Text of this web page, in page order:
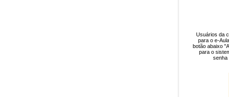
Usuários da
para o e-
botão abaixo
para o
senha